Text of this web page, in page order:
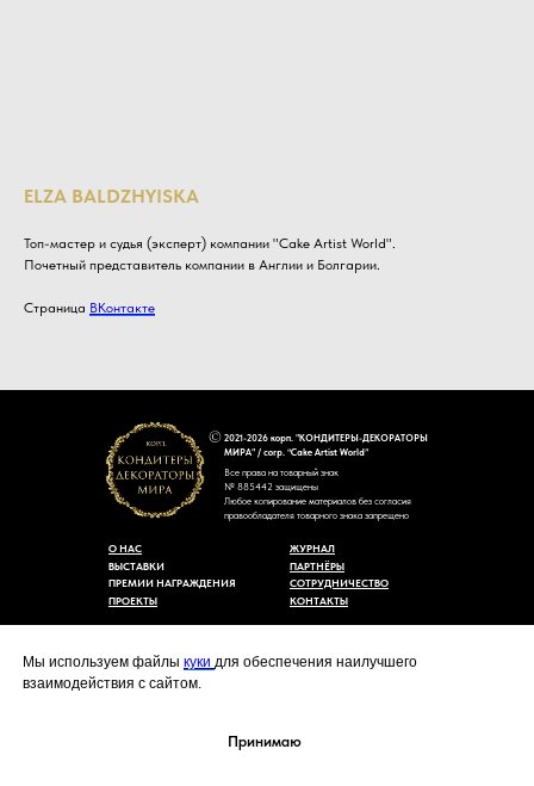
Мы используем файлы куки для обеспечения наилучшего
взаимодействия с сайтом.
Принимаю
ELZA BALDZHYISKA
Топ-мастер и судья (эксперт) компании "Cake Artist World".
Почетный представитель компании в Англии и Болгарии.
Страница ВКонтакте
2021-2026 корп. "КОНДИТЕРЫ-ДЕКОРАТОРЫ
МИРА" / corp. “Cake Artist World”
Все права на товарный знак
№ 885442 защищены
Любое копирование материалов без согласия
правообладателя товарного знака запрещено
cakeartistworld@mail.ru
КОНТАКТЫ
СОТРУДНИЧЕСТВО
ЖУРНАЛ
ПАРТНЁРЫ
ПРЕМИИ НАГРАЖДЕНИЯ
ПРОЕКТЫ
ВЫСТАВКИ
О НАС
Политика конфиденциальности
Согласие на обработку персональных данных